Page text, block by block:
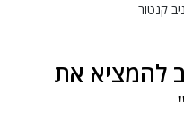
קנטור
להמציא את